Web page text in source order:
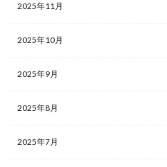
2025年11月
2025年10月
2025年9月
2025年8月
2025年7月